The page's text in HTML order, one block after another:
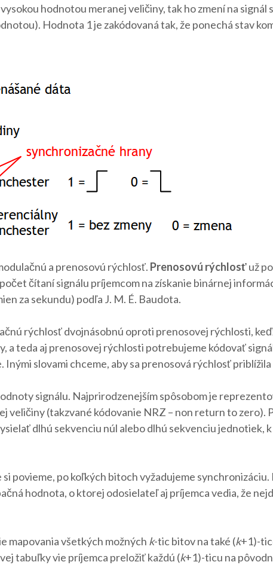
hodnotou meranej veličiny, tak ho zmení na
Hodnota 1 je zakódovaná tak, že ponechá stav
a prenosovú rýchlosť. Prenosovú rýchlosťuž
čítaní signálu príjemcom na získanie binárnej
za sekundu) podľa J. M. É. Baudota.
rýchlosť dvojnásobnú oproti prenosovej rýchlosti,
teda aj prenosovej rýchlosti potrebujeme kódovať
slovami chceme, aby sa prenosová rýchlosť
signálu. Najprirodzenejším spôsobom je
(takzvané kódovanie NRZ – non return to zero).
dlhú sekvenciu núl alebo dlhú sekvenciu jednotiek,
povieme, po koľkých bitoch vyžadujeme synchronizáciu.
hodnota, o ktorej odosielateľ aj príjemca vedia, že
mapovania všetkých možných k-tic bitov na také (k+1)-
tabuľky vie príjemca preložiť každú (k+1)-ticu na